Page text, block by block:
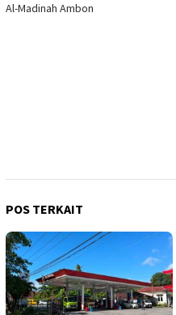
Al-Madinah Ambon
POS TERKAIT